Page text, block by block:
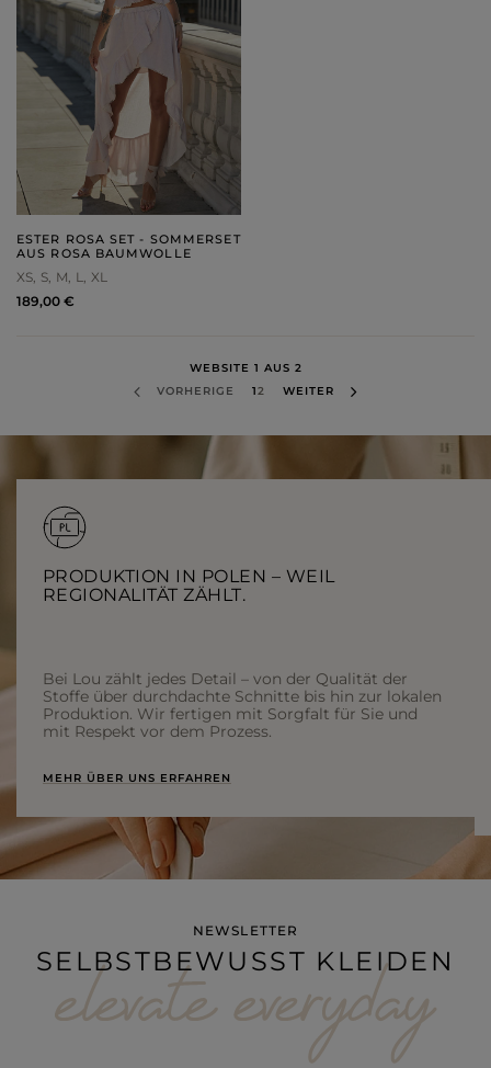
ESTER ROSA SET - SOMMERSET
AUS ROSA BAUMWOLLE
XS S M L XL
189,00 €
WEBSITE 1 AUS 2
VORHERIGE
12 WEITER
PRODUKTION IN POLEN – WEIL
REGIONALITÄT ZÄHLT.
Bei Lou zählt jedes Detail – von der Qualität der
Stoffe über durchdachte Schnitte bis hin zur lokalen
Produktion. Wir fertigen mit Sorgfalt für Sie und
mit Respekt vor dem Prozess.
MEHR ÜBER UNS ERFAHREN
NEWSLETTER
SELBSTBEWUSST KLEIDEN